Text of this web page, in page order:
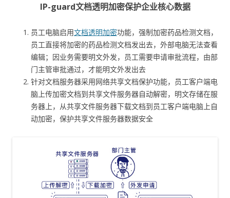
IP-guard文档透明加密保护企业核心数据
员工电脑启用文档透明加密功能，强制加密药品检测文档，
员工直接将加密的药品检测文档发出去，外部电脑无法查看
编辑；因业务需要明文外发，员工需要申请审批流程，由部
门主管审批通过，才能明文外发出去
针对文档服务器采用网络共享文档保护功能，员工客户端电
脑上传加密文档到共享文件服务器自动解密，明文存储在服
务器上，从共享文件服务器下载文档到员工客户端电脑上自
动加密，保护共享文件服务器数据安全